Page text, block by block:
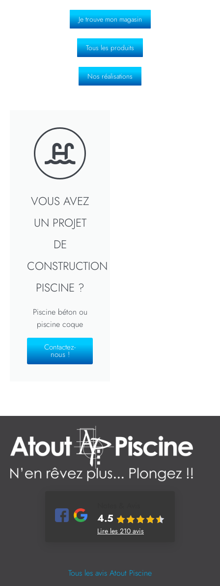
Je trouve mon magasin
Tous les produits
Nos réalisations
VOUS AVEZ
UN PROJET
DE
CONSTRUCTION
PISCINE ?
Piscine béton ou
piscine coque
Contactez-
nous !
4.5
Lire les 210 avis
Tous les avis Atout Piscine